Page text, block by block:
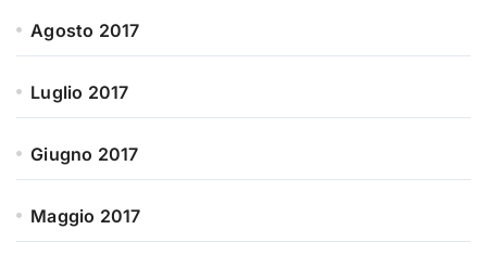
Agosto 2017
Luglio 2017
Giugno 2017
Maggio 2017